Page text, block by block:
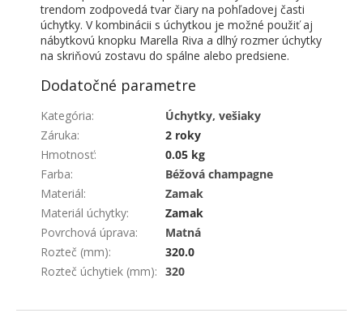
trendom zodpovedá tvar čiary na pohľadovej časti
úchytky. V kombinácii s úchytkou je možné použiť aj
nábytkovú knopku Marella Riva a dlhý rozmer úchytky
na skriňovú zostavu do spálne alebo predsiene.
Dodatočné parametre
Kategória:
Úchytky, vešiaky
Záruka:
2 roky
Hmotnosť:
0.05 kg
Farba:
Béžová champagne
Materiál:
Zamak
Materiál úchytky:
Zamak
Povrchová úprava:
Matná
Rozteč (mm):
320.0
Rozteč úchytiek (mm): 320
ZÁPÄTIE